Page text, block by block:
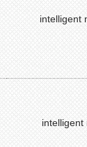
intelligent
intelligent